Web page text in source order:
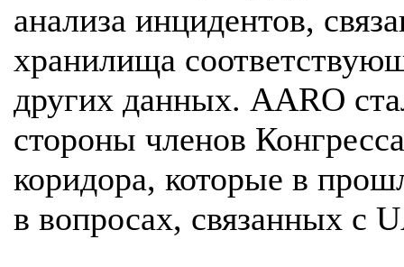
анализа инцидентов,
хранилища
других данных. AARO
стороны членов
коридора, которые в
в вопросах, связанных с